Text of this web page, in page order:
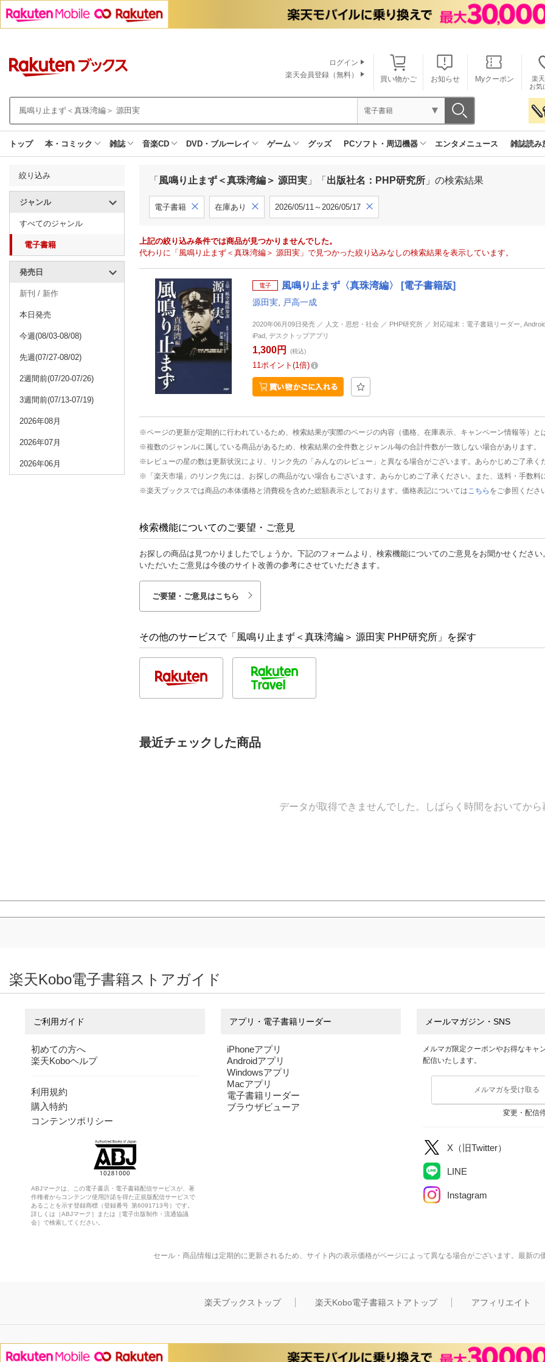
買い物かご お知らせ Myクーポン
楽
お気
ログイン
楽天会員登録（無料）
電子書籍
トップ 本・コミック 雑誌 音楽CD DVD・ブルーレイ ゲーム グッズ PCソフト・周辺機器 エンタメニュース 雑誌読み
絞り込み
ジャンル
すべてのジャンル
電子書籍
発売日
新刊 / 新作
本日発売
今週(08/03-08/08)
先週(07/27-08/02)
2週間前(07/20-07/26)
3週間前(07/13-07/19)
2026年08月
2026年07月
2026年06月
「 風鳴り止まず＜真珠湾編＞ 源田実 」「 出版社名：PHP研究所 」の検索結果
電子書籍 在庫あり 2026/05/11～2026/05/17
上記の絞り込み条件では商品が見つかりませんでした。
代わりに「風鳴り止まず＜真珠湾編＞ 源田実」で見つかった絞り込みなしの検索結果を表示しています。
電子 風鳴り止まず〈真珠湾編〉 [電子書籍版]
源田実 戸高一成
2020年06月09日発売 ／ 人文・思想・社会 ／ PHP研究所 ／ 対応端末：電子書籍リーダー,
iPad, デスクトップアプリ
1,300円 (税込)
11 ポイント 1倍
※ページの更新が定期的に行われているため、検索結果が実際のページの内容（価格、在庫表示、キャンペーン情報等）と
※複数のジャンルに属している商品があるため、検索結果の全件数とジャンル毎の合計件数が一致しない場合があります。
※レビューの星の数は更新状況により、リンク先の「みんなのレビュー」と異なる場合がございます。あらかじめご了承く
※「楽天市場」のリンク先には、お探しの商品がない場合もございます。あらかじめご了承ください。また、送料・手数料
※楽天ブックスでは商品の本体価格と消費税を含めた総額表示としております。価格表記については こちら をご参照くださ
検索機能についてのご要望・ご意見
お探しの商品は見つかりましたでしょうか。下記のフォームより、検索機能についてのご意見をお聞かせください
いただいたご意見は今後のサイト改善の参考にさせていただきます。
ご要望・ご意見はこちら
その他のサービスで「風鳴り止まず＜真珠湾編＞ 源田実 PHP研究所」を探す
最近チェックした商品
データが取得できませんでした。しばらく時間をおいてから
楽天Kobo電子書籍ストアガイド
ご利用ガイド
初めての方へ
楽天Koboヘルプ
利用規約
購入特約
コンテンツポリシー
ABJマークは、この電子書店・電子書籍配信サービスが、著
作権者からコンテンツ使用許諾を得た正規版配信サービスで
あることを示す登録商標（登録番号 第6091713号）です。
詳しくは［ABJマーク］または［電子出版制作・流通協議
会］で検索してください。
アプリ・電子書籍リーダー
iPhoneアプリ
Androidアプリ
Windowsアプリ
Macアプリ
電子書籍リーダー
ブラウザビューア
メールマガジン・SNS
メルマガ限定クーポンやお得なキャ
配信いたします。
メルマガを受け取る
変更・配信
X（旧Twitter）
LINE
Instagram
セール・商品情報は定期的に更新されるため、サイト内の表示価格がページによって異なる場合がございます。最新の
楽天ブックストップ 楽天Kobo電子書籍ストアトップ アフィリエイト